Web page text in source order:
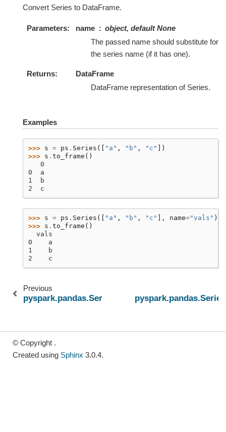
Convert Series to DataFrame.
Parameters name
object, default None
The passed name should substitute for
the series name (if it has one).
Returns
DataFrame
DataFrame representation of Series.
Examples
>>> s = ps . Series ([ "a" , "b" , "c"
])
>>> s . to_frame ()
   0
0  a
1  b
2  c
>>> s = ps . Series ([ "a" , "b" , "c" ], name="vals" )
>>> s . to_frame ()
  vals
0    a
1    b
2    c
Previous
pyspark.pandas.Series.to_excel
© Copyright .
Created using Sphinx 3.0.4.